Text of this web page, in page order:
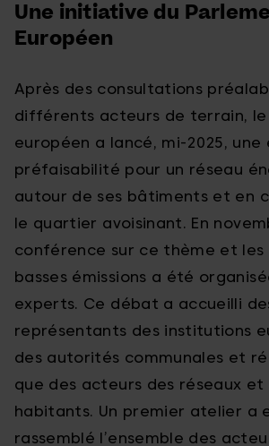
Une initiative du
Européen
Après des consultations
différents acteurs de terrain, le
européen a lancé, mi-2025, une
préfaisabilité pour un réseau
autour de ses bâtiments et en
le quartier avoisinant. En
conférence sur ce thème et
basses émissions a été
experts. Ce débat a accueilli
représentants des institutions
des autorités communales et
que des acteurs des réseaux et
habitants. Un premier atelier a
rassemblé l’ensemble des